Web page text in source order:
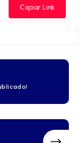
TelegramEmail
Copiar Link